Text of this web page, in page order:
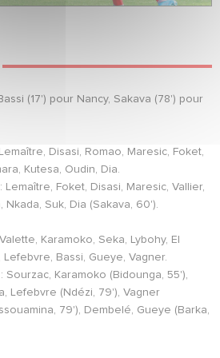
(17') pour Nancy, Sakava (78') pour
Disasi, Romao, Maresic, Foket,
Kutesa, Oudin, Dia.
: Lemaître, Foket, Disasi, Maresic, Vallier,
Nkada, Suk, Dia (Sakava, 60').
Karamoko, Seka, Lybohy, El
Lefebvre, Bassi, Gueye, Vagner.
: Sourzac, Karamoko (Bidounga, 55'),
Lefebvre (Ndézi, 79'), Vagner
79'), Dembelé, Gueye (Barka,